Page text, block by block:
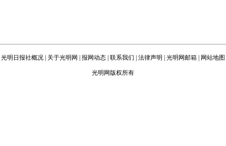
光明日报社概况 关于光明网 报网动态 联系我们 法律声明 光明网邮箱 网站地图
光明网版权所有